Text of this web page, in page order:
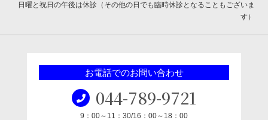
日曜と祝日の午後は休診（その他の日でも臨時休診となることもございま
す）
お電話でのお問い合わせ
044-789-9721
9：00～11：30/16：00～18：00